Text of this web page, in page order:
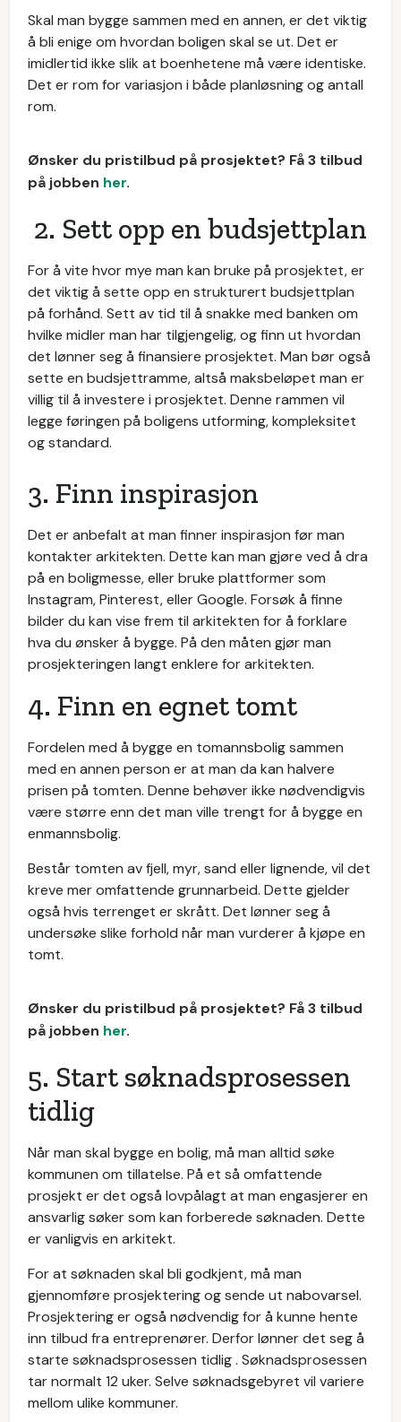
Skal man bygge sammen med en annen, er det viktig
å bli enige om hvordan boligen skal se ut. Det er
imidlertid ikke slik at boenhetene må være identiske.
Det er rom for variasjon i både planløsning og antall
rom.
Ønsker du pristilbud på prosjektet? Få 3 tilbud
på jobben her.
2. Sett opp en budsjettplan
For å vite hvor mye man kan bruke på prosjektet, er
det viktig å sette opp en strukturert budsjettplan
på forhånd. Sett av tid til å snakke med banken om
hvilke midler man har tilgjengelig, og finn ut hvordan
det lønner seg å finansiere prosjektet. Man bør også
sette en budsjettramme, altså maksbeløpet man er
villig til å investere i prosjektet. Denne rammen vil
legge føringen på boligens utforming, kompleksitet
og standard.
3. Finn inspirasjon
Det er anbefalt at man finner inspirasjon før man
kontakter arkitekten. Dette kan man gjøre ved å dra
på en boligmesse, eller bruke plattformer som
Instagram, Pinterest, eller Google. Forsøk å finne
bilder du kan vise frem til arkitekten for å forklare
hva du ønsker å bygge. På den måten gjør man
prosjekteringen langt enklere for arkitekten.
4. Finn en egnet tomt
Fordelen med å bygge en tomannsbolig sammen
med en annen person er at man da kan halvere
prisen på tomten. Denne behøver ikke nødvendigvis
være større enn det man ville trengt for å bygge en
enmannsbolig.
Består tomten av fjell, myr, sand eller lignende, vil det
kreve mer omfattende grunnarbeid. Dette gjelder
også hvis terrenget er skrått. Det lønner seg å
undersøke slike forhold når man vurderer å kjøpe en
tomt.
Ønsker du pristilbud på prosjektet? Få 3 tilbud
på jobben her.
5. Start søknadsprosessen
tidlig
Når man skal bygge en bolig, må man alltid søke
kommunen om tillatelse. På et så omfattende
prosjekt er det også lovpålagt at man engasjerer en
ansvarlig søker som kan forberede søknaden. Dette
er vanligvis en arkitekt.
For at søknaden skal bli godkjent, må man
gjennomføre prosjektering og sende ut nabovarsel.
Prosjektering er også nødvendig for å kunne hente
inn tilbud fra entreprenører. Derfor lønner det seg å
starte søknadsprosessen tidlig . Søknadsprosessen
tar normalt 12 uker. Selve søknadsgebyret vil variere
mellom ulike kommuner.